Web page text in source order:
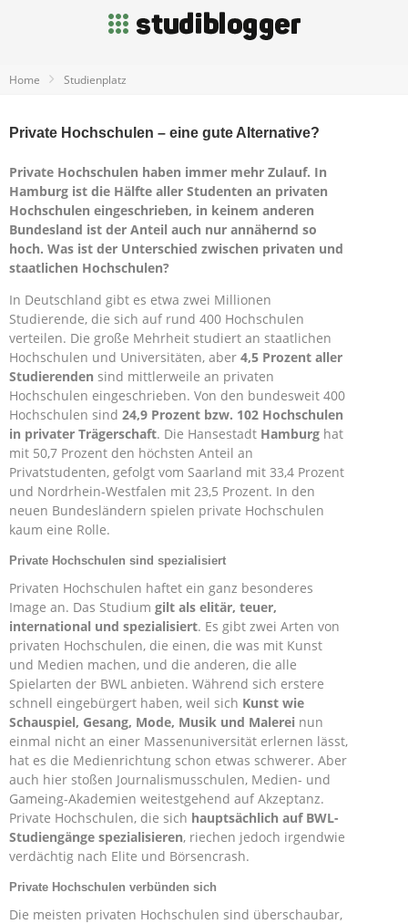
Home Studienplatz
Private Hochschulen – eine gute Alternative?
Private Hochschulen haben immer mehr Zulauf. In
Hamburg ist die Hälfte aller Studenten an privaten
Hochschulen eingeschrieben, in keinem anderen
Bundesland ist der Anteil auch nur annähernd so
hoch. Was ist der Unterschied zwischen privaten und
staatlichen Hochschulen?
In Deutschland gibt es etwa zwei Millionen
Studierende, die sich auf rund 400 Hochschulen
verteilen. Die große Mehrheit studiert an staatlichen
Hochschulen und Universitäten, aber 4,5 Prozent aller
Studierenden sind mittlerweile an privaten
Hochschulen eingeschrieben. Von den bundesweit 400
Hochschulen sind 24,9 Prozent bzw. 102 Hochschulen
in privater Trägerschaft. Die Hansestadt Hamburg hat
mit 50,7 Prozent den höchsten Anteil an
Privatstudenten, gefolgt vom Saarland mit 33,4 Prozent
und Nordrhein-Westfalen mit 23,5 Prozent. In den
neuen Bundesländern spielen private Hochschulen
kaum eine Rolle.
Private Hochschulen sind spezialisiert
Privaten Hochschulen haftet ein ganz besonderes
Image an. Das Studium gilt als elitär, teuer,
international und spezialisiert. Es gibt zwei Arten von
privaten Hochschulen, die einen, die was mit Kunst
und Medien machen, und die anderen, die alle
Spielarten der BWL anbieten. Während sich erstere
schnell eingebürgert haben, weil sich Kunst wie
Schauspiel, Gesang, Mode, Musik und Malerei nun
einmal nicht an einer Massenuniversität erlernen lässt,
hat es die Medienrichtung schon etwas schwerer. Aber
auch hier stoßen Journalismusschulen, Medien- und
Gameing-Akademien weitestgehend auf Akzeptanz.
Private Hochschulen, die sich hauptsächlich auf BWL-
Studiengänge spezialisieren, riechen jedoch irgendwie
verdächtig nach Elite und Börsencrash.
Private Hochschulen verbünden sich
Die meisten privaten Hochschulen sind überschaubar,